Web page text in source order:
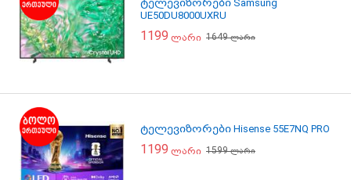
ტელევიზორები Samsung
UE50DU8000UXRU
1199 ლარი 1649ლარი
ტელევიზორები Hisense 55E7NQ PRO
1199 ლარი 1599ლარი